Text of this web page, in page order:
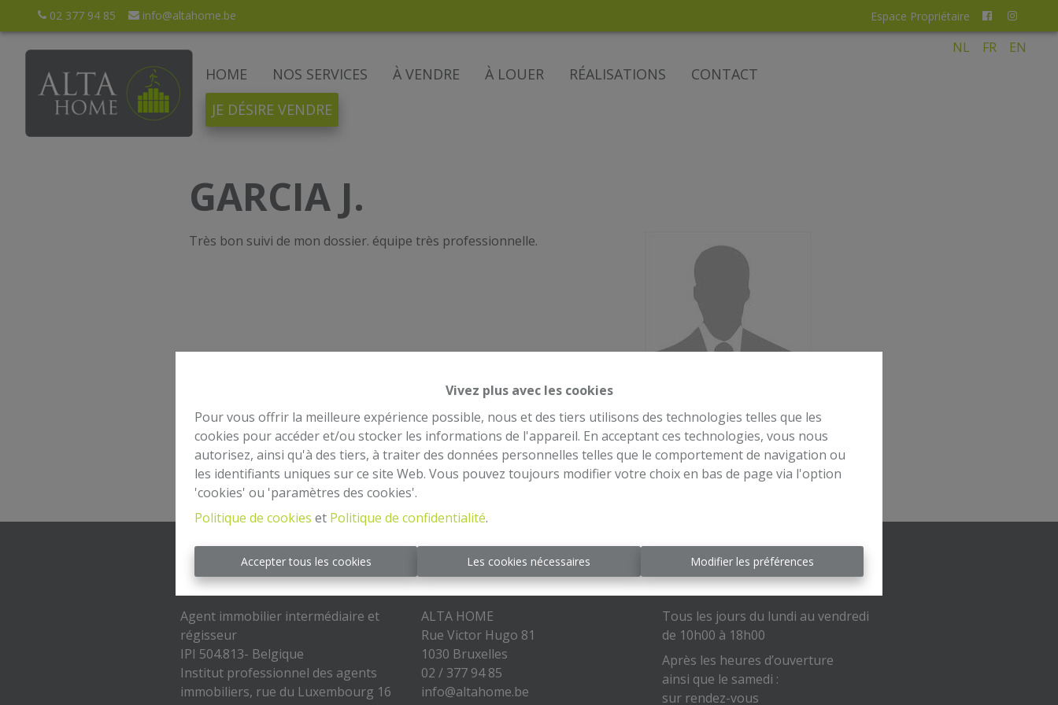
Vivez plus avec les cookies
Pour vous offrir la meilleure expérience possible, nous et des tiers utilisons des technologies telles que les
cookies pour accéder et/ou stocker les informations de l'appareil. En acceptant ces technologies, vous nous
autorisez, ainsi qu'à des tiers, à traiter des données personnelles telles que le comportement de navigation ou
les identifiants uniques sur ce site Web. Vous pouvez toujours modifier votre choix en bas de page via l'option
'cookies' ou 'paramètres des cookies'.
Politique de cookies et Politique de confidentialité.
Accepter tous les cookies Les cookies nécessaires Modifier les préférences
02 377 94 85 info@altahome.be Espace Propriétaire
HOME NOS SERVICES À VENDRE À LOUER RÉALISATIONS
CONTACT
JE DÉSIRE VENDRE
NL FR EN
GARCIA J.
Très bon suivi de mon dossier. équipe très professionnelle.
Mentions légales
Agent immobilier intermédiaire et
régisseur
IPI 504.813- Belgique
Institut professionnel des agents
immobiliers, rue du Luxembourg 16
Contact
ALTA HOME
Rue Victor Hugo 81
1030 Bruxelles
02 / 377 94 85
info@altahome.be
Heures d'ouverture
Tous les jours du lundi au vendredi
de 10h00 à 18h00
Après les heures d’ouverture
ainsi que le samedi :
sur rendez-vous